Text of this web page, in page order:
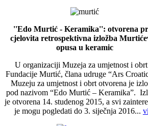
''Edo Murtić - Keramika'': otvorena
cjelovita retrospektivna izložba
opusa u keramic
U organizaciji Muzeja za umjetnost i
Fundacije Murtić, člana udruge “Ars
Muzeju za umjetnost i obrt otvorena je
pod nazivom “Edo Murtić – Keramika”.
je otvorena 14. studenog 2015, a svi
je mogu pogledati do 3. siječnja 2016...